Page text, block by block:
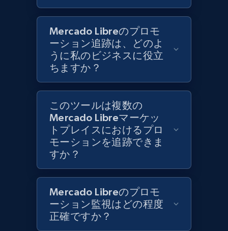
Zara - Products
Currency, Colour code, Colour, Description, and
1.2K+ 208+ 今すぐ始める
Zara - Products - discovery by category url
Category id, Product id, Product name, Price,
Currency, Colour code, Colour, Description, and
more.
Mercado Libreのプロモ
ーション追跡は、どのよ
うに私のビジネスに役立
ちますか？
このツールは複数の
Mercado Libreマーケッ
トプレイスにおけるプロ
モーションを追跡できま
すか？
Mercado Libreのプロモ
ーション監視はどの程度
正確ですか？